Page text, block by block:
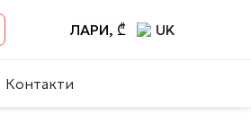
ЛАРИ, ₾ UK
Контакти